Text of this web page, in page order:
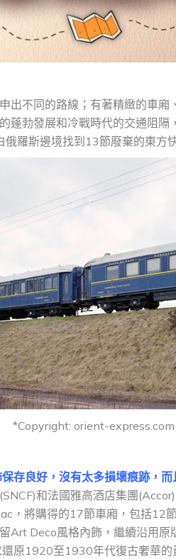
出不同的路線；有著精緻的車
蓬勃發展和冷戰時代的交通阻
羅斯邊境找到13節廢棄的東方
*Copyright: orient-express.com
存良好，沒有太多損壞痕跡，
和法國雅高酒店集團
，將購得的17節車廂，包括12
Art Deco風格內飾，繼續沿用
原1920至1930年代復古奢華